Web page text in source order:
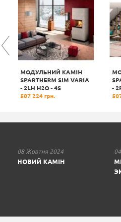
МОДУЛЬНИЙ КАМІН
SPARTHERM SIM VARIA
- 2LH H2О - 4S
507 224 грн.
-
08 Жовтня 2024
НОВИЙ КАМІН